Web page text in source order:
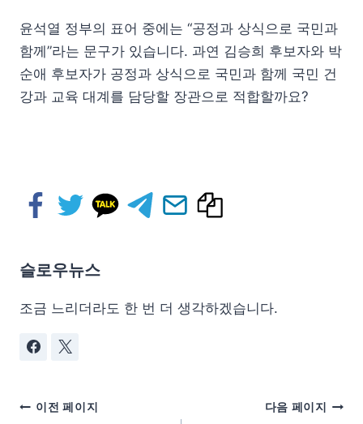
윤석열 정부의 표어 중에는 “공정과 상식으로 국민과
함께”라는 문구가 있습니다. 과연 김승희 후보자와 박
순애 후보자가 공정과 상식으로 국민과 함께 국민 건
강과 교육 대계를 담당할 장관으로 적합할까요?
슬로우뉴스
조금 느리더라도 한 번 더 생각하겠습니다.
이전 페이지 다음 페이지